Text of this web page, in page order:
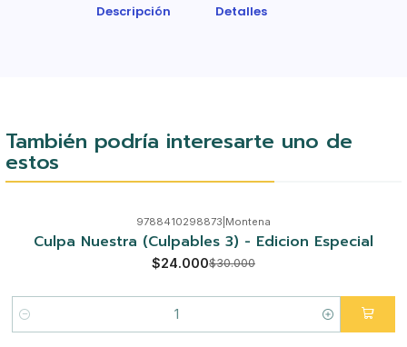
Descripción Detalles
También podría interesarte uno de
estos
-20%
9788410298873 Montena
Culpa Nuestra (Culpables 3) - Edicion Especial
$24.000$30.000
Cantidad